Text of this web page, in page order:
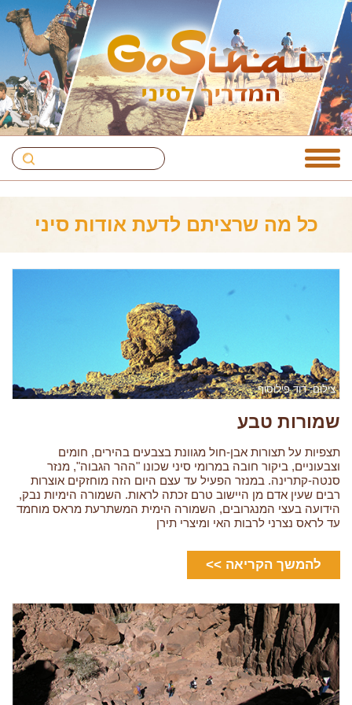
כל מה שרציתם לדעת אודות סיני
צילום: דוד פילוסוף
שמורות טבע
תצפיות על תצורות אבן-חול מגוונת בצבעים בהירים, חומים
וצבעוניים, ביקור חובה במרומי סיני שכונו "ההר הגבוה", מנזר
סנטה-קתרינה. במנזר הפעיל עד עצם היום הזה מוחזקים אוצרות
רבים שעין אדם מן היישוב טרם זכתה לראות. השמורה הימיות נבק,
הידועה בעצי המנגרובים, השמורה הימית המשתרעת מראס מוחמד
עד לראס נצרני לרבות האי ומיצרי תירן
להמשך הקריאה >>